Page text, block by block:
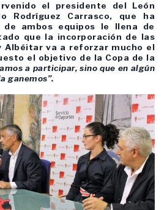
el presidente del León
Rodríguez Carrasco, que ha
ambos equipos le llena de
que la incorporación de las
Albéitar va a reforzar mucho el
el objetivo de la Copa de la
a participar, sino que en algún
ganemos”.